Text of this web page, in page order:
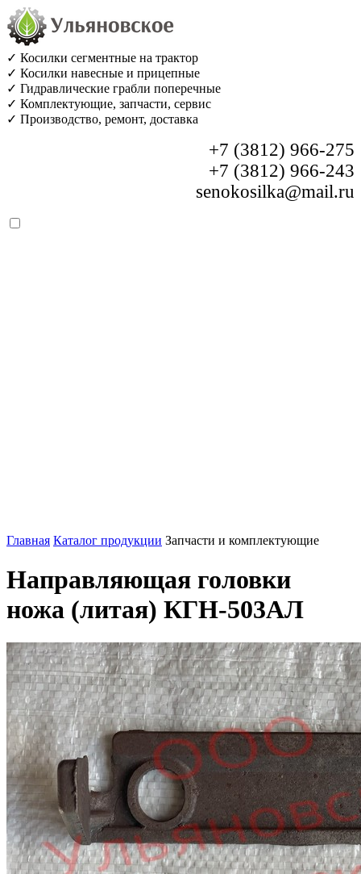
✓ Косилки сегментные на трактор
✓ Косилки навесные и прицепные
✓ Гидравлические грабли поперечные
✓ Комплектующие, запчасти, сервис
✓ Производство, ремонт, доставка
+7 (3812) 966-275
+7 (3812) 966-243
senokosilka@mail.ru
Главная Каталог продукции Запчасти и комплектующие
Направляющая головки
ножа (литая) КГН-503АЛ